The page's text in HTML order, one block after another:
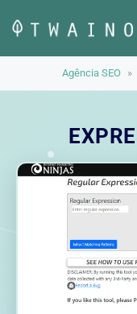
para
o
Agência SEO »